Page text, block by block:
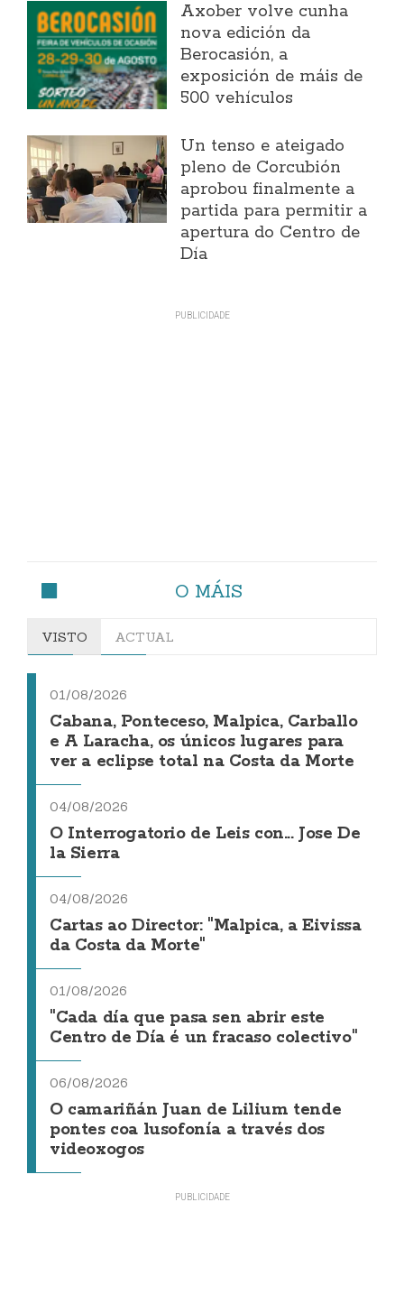
Axober volve cunha
nova edición da
Berocasión, a
exposición de máis de
500 vehículos
Un tenso e ateigado
pleno de Corcubión
aprobou finalmente a
partida para permitir a
apertura do Centro de
Día
O MÁIS
VISTO ACTUAL
01/08/2026
Cabana, Ponteceso, Malpica, Carballo
e A Laracha, os únicos lugares para
ver a eclipse total na Costa da Morte
04/08/2026
O Interrogatorio de Leis con... Jose De
la Sierra
04/08/2026
Cartas ao Director: "Malpica, a Eivissa
da Costa da Morte"
01/08/2026
"Cada día que pasa sen abrir este
Centro de Día é un fracaso colectivo"
06/08/2026
O camariñán Juan de Lilium tende
pontes coa lusofonía a través dos
videoxogos